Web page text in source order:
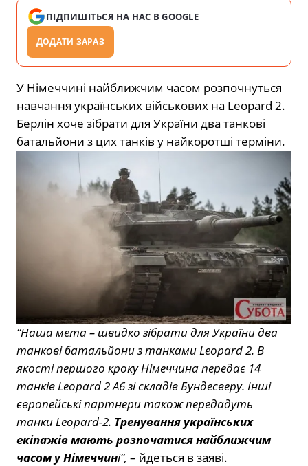
ПІДПИШІТЬСЯ НА НАС В GOOGLE
ДОДАТИ ЗАРАЗ
У Німеччині найближчим часом розпочнуться
навчання українських військових на Leopard 2.
Берлін хоче зібрати для України два танкові
батальйони з цих танків у найкоротші терміни.
“Наша мета – швидко зібрати для України два
танкові батальйони з танками Leopard 2. В
якості першого кроку Німеччина передає 14
танків Leopard 2 A6 зі складів Бундесверу. Інші
європейські партнери також передадуть
танки Leopard-2. Тренування українських
екіпажів мають розпочатися найближчим
часом у Німеччині”, – йдеться в заяві.